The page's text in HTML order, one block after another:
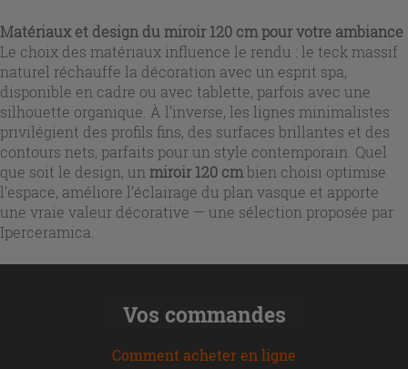
Matériaux et design du miroir 120 cmpour votre ambiance
Le choix des matériaux influence le rendu : le teck massif
naturel réchauffe la décoration avec un esprit spa,
disponible en cadre ou avec tablette, parfois avec une
silhouette organique. À l’inverse, les lignes minimalistes
privilégient des profils fins, des surfaces brillantes et des
contours nets, parfaits pour un style contemporain. Quel
que soit le design, un miroir 120 cmbien choisi optimise
l’espace, améliore l’éclairage du plan vasque et apporte
une vraie valeur décorative — une sélection proposée par
Iperceramica.
Vos commandes
Comment acheter en ligne